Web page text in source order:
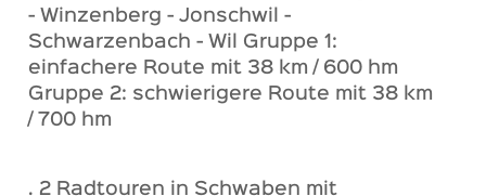
- Winzenberg - Jonschwil -
Schwarzenbach - Wil Gruppe 1:
einfachere Route mit 38 km / 600 hm
Gruppe 2: schwierigere Route mit 38 km
/ 700 hm
. 2 Radtouren in Schwaben mit